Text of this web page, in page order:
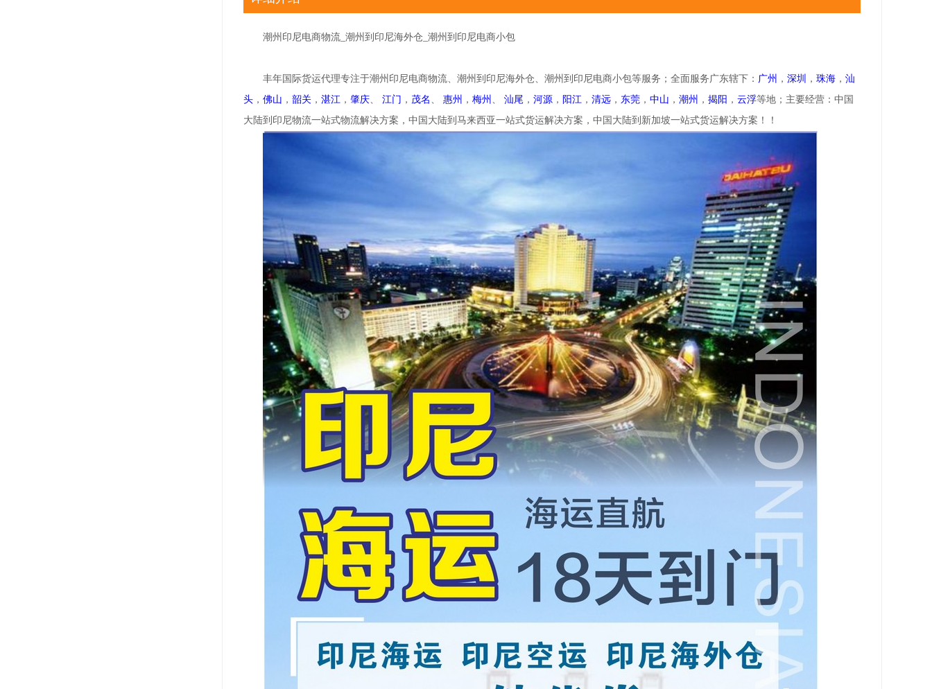
潮州印尼电商物流_潮州到印尼海外仓_潮州到印尼电商小包
丰年国际货运代理专注于潮州印尼电商物流、潮州到印尼海外仓、潮州到印尼电商小包等服务；全面服务广东辖下： 广州 ， 深圳 ， 珠海 ， 汕
头 ， 佛山 ， 韶关 ， 湛江 ， 肇庆、 江门 ， 茂名 、 惠州 ， 梅州 、 汕尾 ， 河源 ， 阳江 ， 清远 ， 东莞 ， 中山 ， 潮州 ， 揭阳 ， 云浮等地；主要经营：中国
大陆到印尼物流一站式物流解决方案，中国大陆到马来西亚一站式货运解决方案，中国大陆到新加坡一站式货运解决方案！！